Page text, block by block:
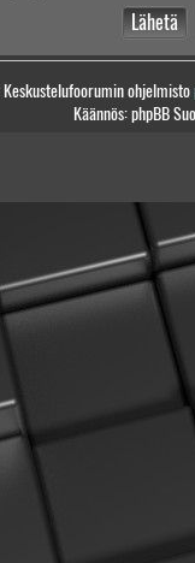
Keskustelufoorumin ohjelmisto
Käännös: phpBB